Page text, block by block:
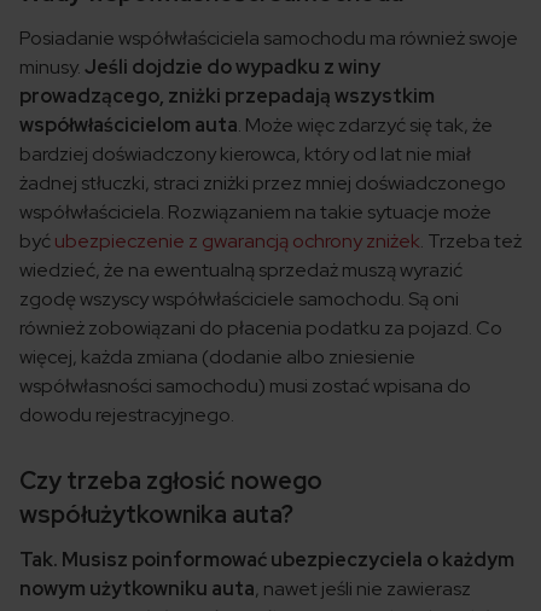
Posiadanie współwłaściciela samochodu ma równieżswoje
minusy.Jeśli dojdzie do wypadku z winy
prowadzącego, zniżki przepadają wszystkim
współwłaścicielom auta. Może więc zdarzyć się tak, że
bardziej doświadczony kierowca, który od lat nie miał
żadnej stłuczki, straci zniżki przez mniej doświadczonego
współwłaściciela. Rozwiązaniem na takie sytuacje może
byćubezpieczenie z gwarancją ochrony zniżek. Trzeba też
wiedzieć, że na ewentualną sprzedaż muszą wyrazić
zgodę wszyscy współwłaściciele samochodu. Są oni
również zobowiązani do płacenia podatku za pojazd. Co
więcej, każda zmiana (dodanie albo zniesienie
współwłasności samochodu) musi zostać wpisana do
dowodu rejestracyjnego.
Czy trzeba zgłosić nowego
współużytkownika auta?
Tak. Musisz poinformować ubezpieczyciela okażdym
nowym użytkowniku auta, nawet jeśli nie zawierasz